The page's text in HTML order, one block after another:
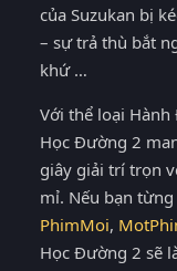
của Suzukan bị
– sự trả thù bắt
khứ …
Với thể loại Hành
Học Đường 2
giây giải trí trọn
mỉ. Nếu bạn
PhimMoi,
Học Đường 2 sẽ